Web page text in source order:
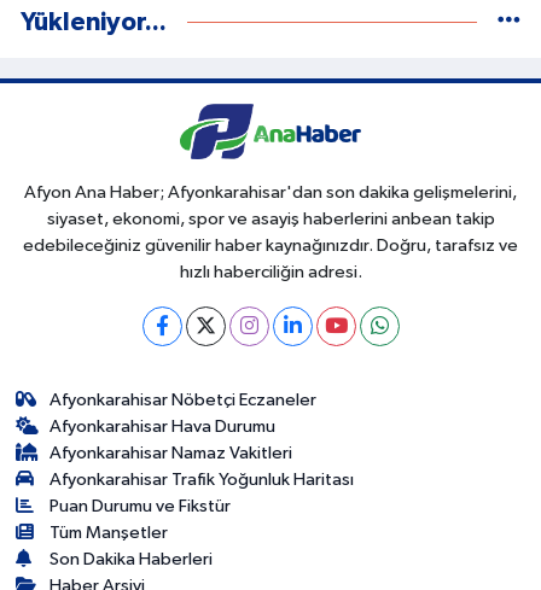
Yükleniyor...
Afyon Ana Haber; Afyonkarahisar'dan son dakika gelişmelerini,
siyaset, ekonomi, spor ve asayiş haberlerini anbean takip
edebileceğiniz güvenilir haber kaynağınızdır. Doğru, tarafsız ve
hızlı haberciliğin adresi.
Afyonkarahisar Nöbetçi Eczaneler
Afyonkarahisar Hava Durumu
Afyonkarahisar Namaz Vakitleri
Afyonkarahisar Trafik Yoğunluk Haritası
Puan Durumu ve Fikstür
Tüm Manşetler
Son Dakika Haberleri
Haber Arşivi